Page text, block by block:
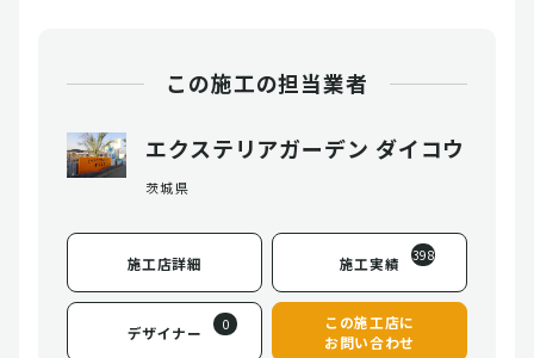
この施工の担当業者
エクステリアガーデン ダイコウ
茨城県
施工店詳細 施工実績 398
デザイナー 0
この施工店に
お問い合わせ